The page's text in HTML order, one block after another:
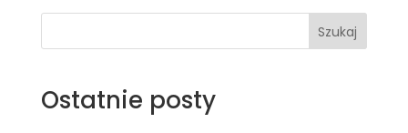
Szukaj
Ostatnie posty